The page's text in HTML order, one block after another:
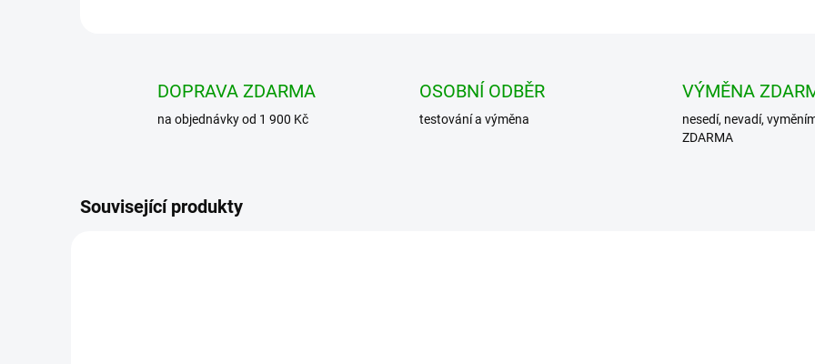
DOPRAVA ZDARMA
na objednávky od 1 900 Kč
OSOBNÍ ODBĚR
testování a výměna
VÝMĚNA
nesedí, nevadí,
ZDARMA
Související produkty